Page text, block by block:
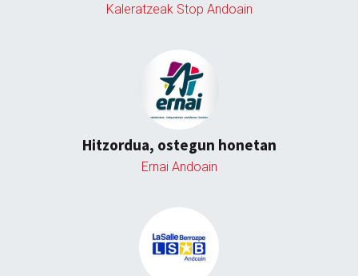
Kaleratzeak Stop Andoain
Hitzordua, ostegun honetan
Ernai Andoain